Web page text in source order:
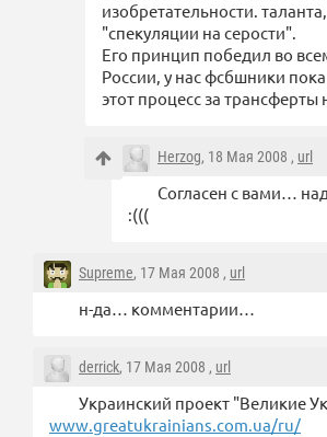
изобретательности.
"спекуляции на серости".
Его принцип победил во
России, у нас фсбшники
этот процесс за трансферты
Herzog, 18 Мая 2008 , url
Согласен с вами…
:(((
Supreme, 17 Мая 2008 , url
н-да… комментарии…
derrick, 17 Мая 2008 , url
Украинский проект "Великие
www.greatukrainians.com.ua/ru/